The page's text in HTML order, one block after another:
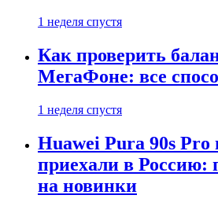
1 неделя спустя
Как проверить
МегаФоне: все
1 неделя спустя
Huawei Pura 90s
приехали в Россию:
на новинки